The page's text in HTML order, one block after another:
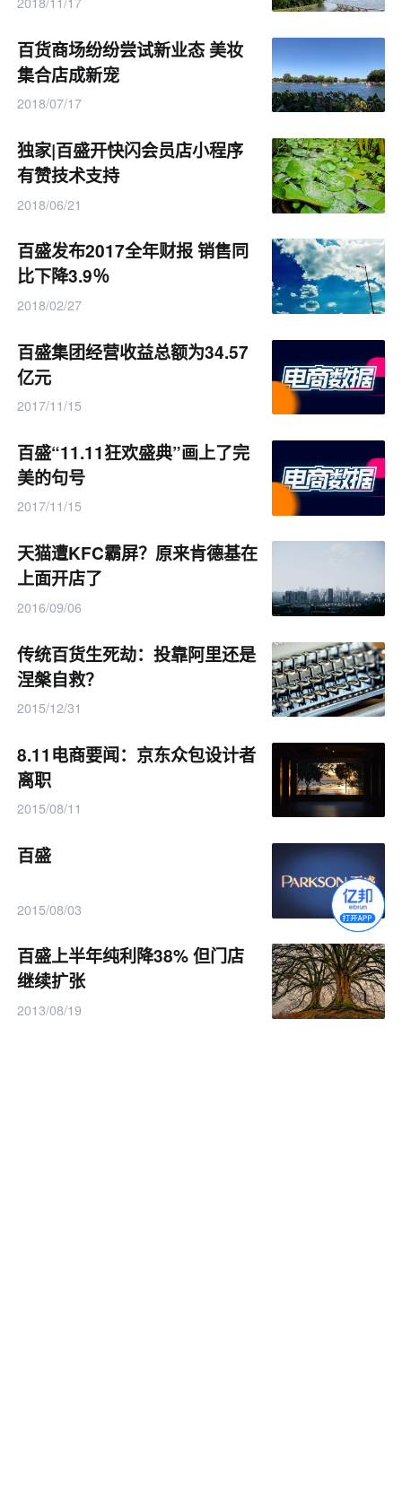
百货商场纷纷尝试新业态 美妆
集合店成新宠
2018/07/17
独家|百盛开快闪会员店小程序
有赞技术支持
2018/06/21
百盛发布2017全年财报 销售同
比下降3.9％
2018/02/27
百盛集团经营收益总额为34.57
亿元
2017/11/15
百盛“11.11狂欢盛典”画上了完
美的句号
2017/11/15
天猫遭KFC霸屏？原来肯德基在
上面开店了
2016/09/06
传统百货生死劫：投靠阿里还是
涅槃自救？
2015/12/31
8.11电商要闻：京东众包设计者
离职
2015/08/11
百盛
2015/08/03
百盛上半年纯利降38% 但门店
继续扩张
2013/08/19